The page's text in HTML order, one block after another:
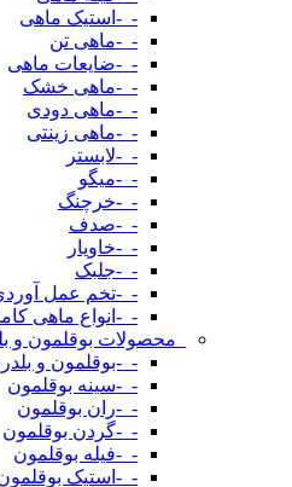
-_-استیک ماهی
-_-ماهی تن
-_-ضایعات ماهی
-_-ماهی خشک
-_-ماهی دودی
-_-ماهی زینتی
-_-لابستر
-_-میگو
-_-خرچنگ
-_-صدف
-_-خاویار
-_-جلبک
-_-تخم عمل
-_-انواع ماهی
_محصولات بوقلمون و
-_-بوقلمون و
-_-سینه بوقلمون
-_-ران بوقلمون
-_-گردن بوقلمون
-_-فیله بوقلمون
-_-استیک بوقلمون